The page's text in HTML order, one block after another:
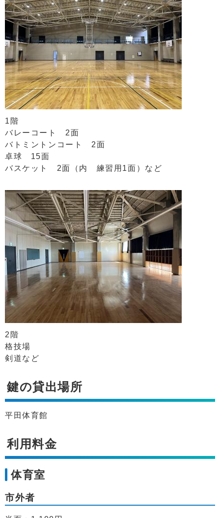
1階
バレーコート 2面
バトミントンコート 2面
卓球 15面
バスケット 2面（内 練習用1面）など
2階
格技場
剣道など
鍵の貸出場所
平田体育館
利用料金
体育室
市外者